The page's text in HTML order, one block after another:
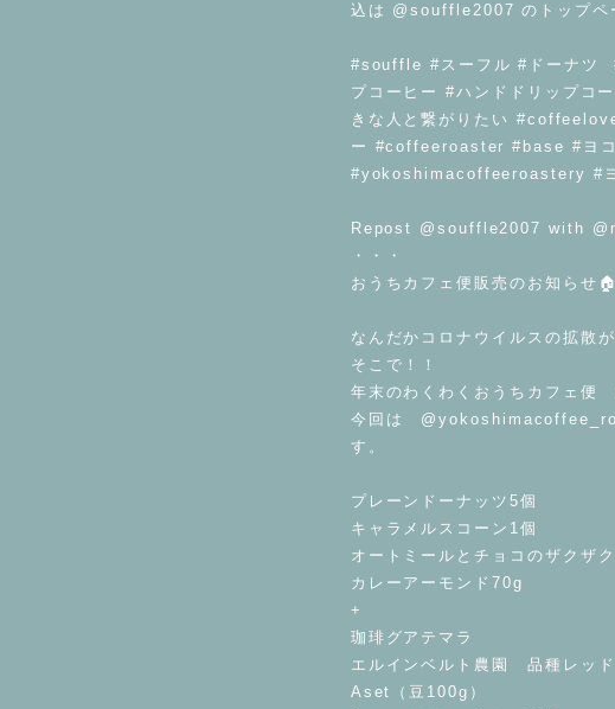
込は @souffle2007 のトップペ
#souffle #スーフル #ドーナツ
プコーヒー #ハンドドリップ
きな人と繋がりたい
ー #coffeeroaster #base #ヨ
#yokoshimacoffeeroastery #ヨ
Repost @souffle2007 with
・・・
おうちカフェ便販売のお知らせ
なんだかコロナウイルスの拡散
そこで！！
年末のわくわくおうちカフェ便
今回は
す。
プレーンドーナッツ5個
キャラメルスコーン1個
オートミールとチョコのザクザ
カレーアーモンド70g
+
珈琲グアテマラ
エルインベルト農園 品種レッド
Aset（豆100g）